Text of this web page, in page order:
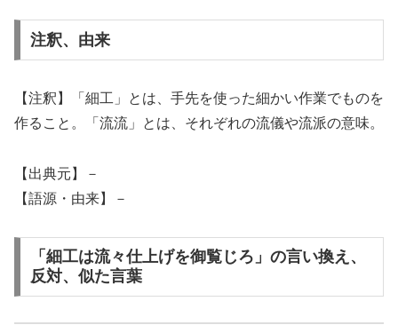
注釈、由来
【注釈】「細工」とは、手先を使った細かい作業でものを
作ること。「流流」とは、それぞれの流儀や流派の意味。
【出典元】－
【語源・由来】－
「細工は流々仕上げを御覧じろ」の言い換え、
反対、似た言葉